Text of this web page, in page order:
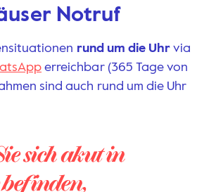
Notruf
rund um die Uhrvia
erreichbar (365 Tage von
sind auch rund um die Uhr
sich akut in